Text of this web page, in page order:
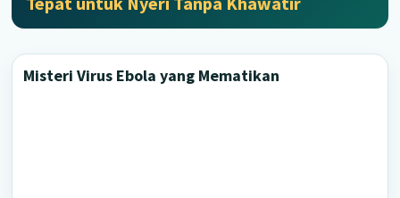
Misteri Virus Ebola yang Mematikan